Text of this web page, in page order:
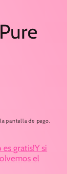
pantalla de pago.
gratis!Y si
el